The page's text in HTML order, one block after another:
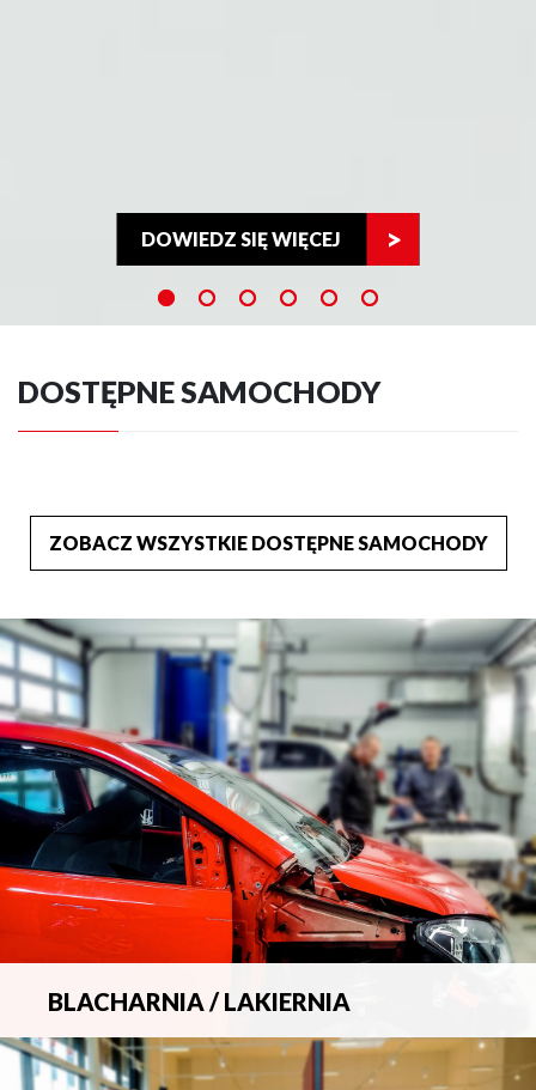
DOWIEDZ SIĘ WIĘCEJ
DOSTĘPNE SAMOCHODY
ZOBACZ WSZYSTKIE DOSTĘPNE SAMOCHODY
BLACHARNIA / LAKIERNIA
Kompleksowa obsługa wszelkich napraw
blacharsko-lakierniczych.